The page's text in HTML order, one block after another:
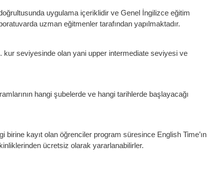
uygulama içeriklidir ve Genel İngilizce eğitim
uzman eğitmenler tarafından yapılmaktadır.
kur seviyesinde olan yani upper intermediate seviyesi ve
hangi şubelerde ve hangi tarihlerde başlayacağı
birine kayıt olan öğrenciler program süresince English Time’ın
ücretsiz olarak yararlanabilirler.